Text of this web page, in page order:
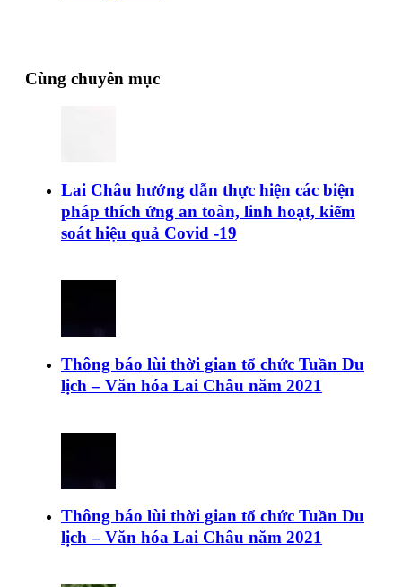
Cùng chuyên mục
Lai Châu hướng dẫn thực hiện các biện
pháp thích ứng an toàn, linh hoạt, kiểm
soát hiệu quả Covid -19
Thông báo lùi thời gian tổ chức Tuần Du
lịch – Văn hóa Lai Châu năm 2021
Thông báo lùi thời gian tổ chức Tuần Du
lịch – Văn hóa Lai Châu năm 2021